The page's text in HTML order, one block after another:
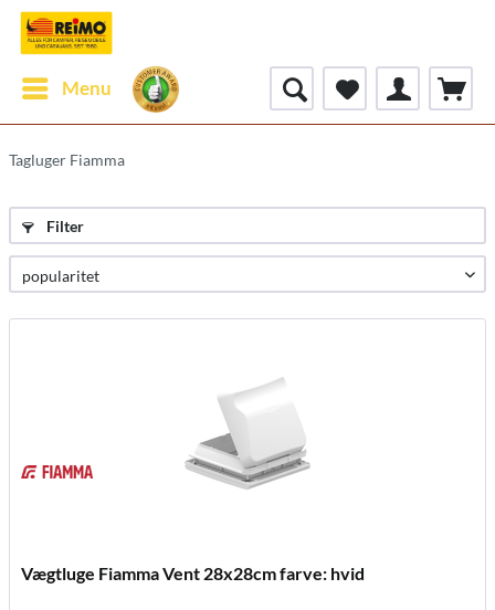
Menu
Tagluger Fiamma
Filter
Vægtluge Fiamma Vent 28x28cm farve: hvid